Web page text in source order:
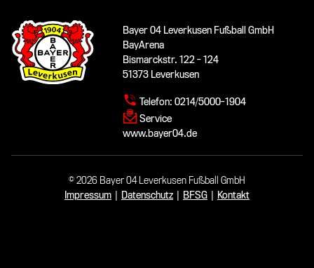
Bayer 04 Leverkusen Fußball GmbH
BayArena
Bismarckstr. 122 - 124
51373 Leverkusen
Telefon: 0214/5000-1904
Service
www.bayer04.de
© 2026 Bayer 04 Leverkusen Fußball GmbH
Impressum | Datenschutz | BFSG | Kontakt